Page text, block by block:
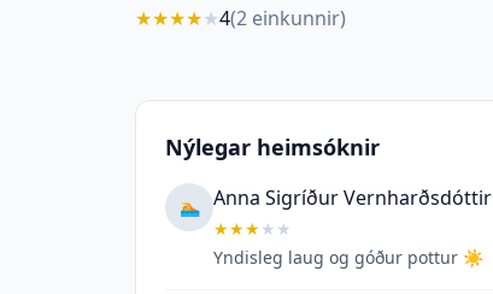
★★★★★4(2 einkunnir)
Nýlegar heimsóknir
🏊 Anna Sigríður Vernharðsdóttir
★★★★ ★
Yndisleg laug og góður pottur ☀️